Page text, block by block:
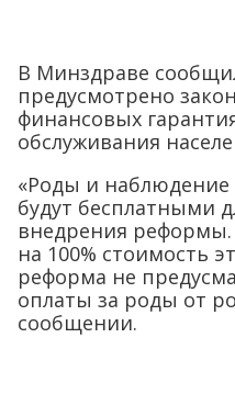
В Минздраве
предусмотрено
финансовых
обслуживания
«Роды и
будут бесплатными
внедрения реформы.
на 100% стоимость
реформа не
оплаты за роды от
сообщении.